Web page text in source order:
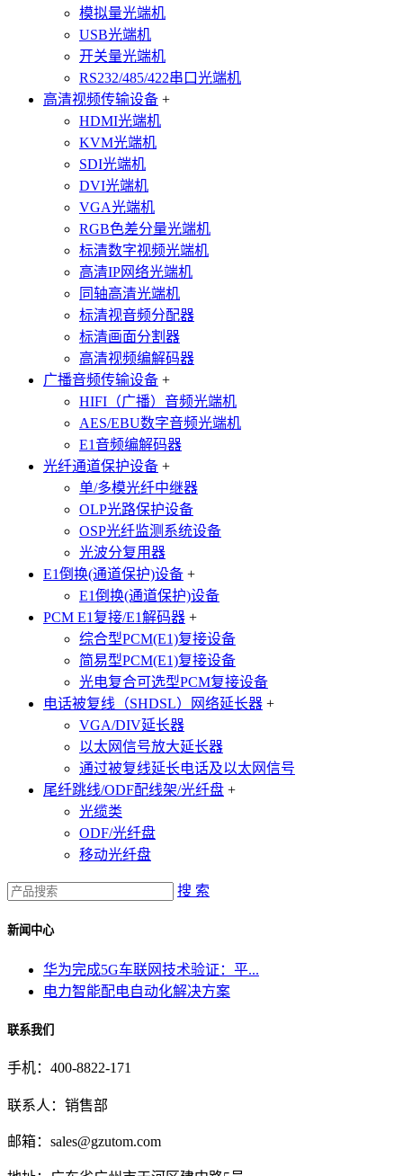
模拟量光端机
USB光端机
开关量光端机
RS232/485/422串口光端机
高清视频传输设备 +
HDMI光端机
KVM光端机
SDI光端机
DVI光端机
VGA光端机
RGB色差分量光端机
标清数字视频光端机
高清IP网络光端机
同轴高清光端机
标清视音频分配器
标清画面分割器
高清视频编解码器
广播音频传输设备 +
HIFI（广播）音频光端机
AES/EBU数字音频光端机
E1音频编解码器
光纤通道保护设备 +
单/多模光纤中继器
OLP光路保护设备
OSP光纤监测系统设备
光波分复用器
E1倒换(通道保护)设备 +
E1倒换(通道保护)设备
PCM E1复接/E1解码器 +
综合型PCM(E1)复接设备
简易型PCM(E1)复接设备
光电复合可选型PCM复接设备
电话被复线（SHDSL）网络延长器 +
VGA/DIV延长器
以太网信号放大延长器
通过被复线延长电话及以太网信号
尾纤跳线/ODF配线架/光纤盘 +
光缆类
ODF/光纤盘
移动光纤盘
搜 索
新闻中心
华为完成5G车联网技术验证：平...
电力智能配电自动化解决方案
联系我们
手机：400-8822-171
联系人：销售部
邮箱：sales@gzutom.com